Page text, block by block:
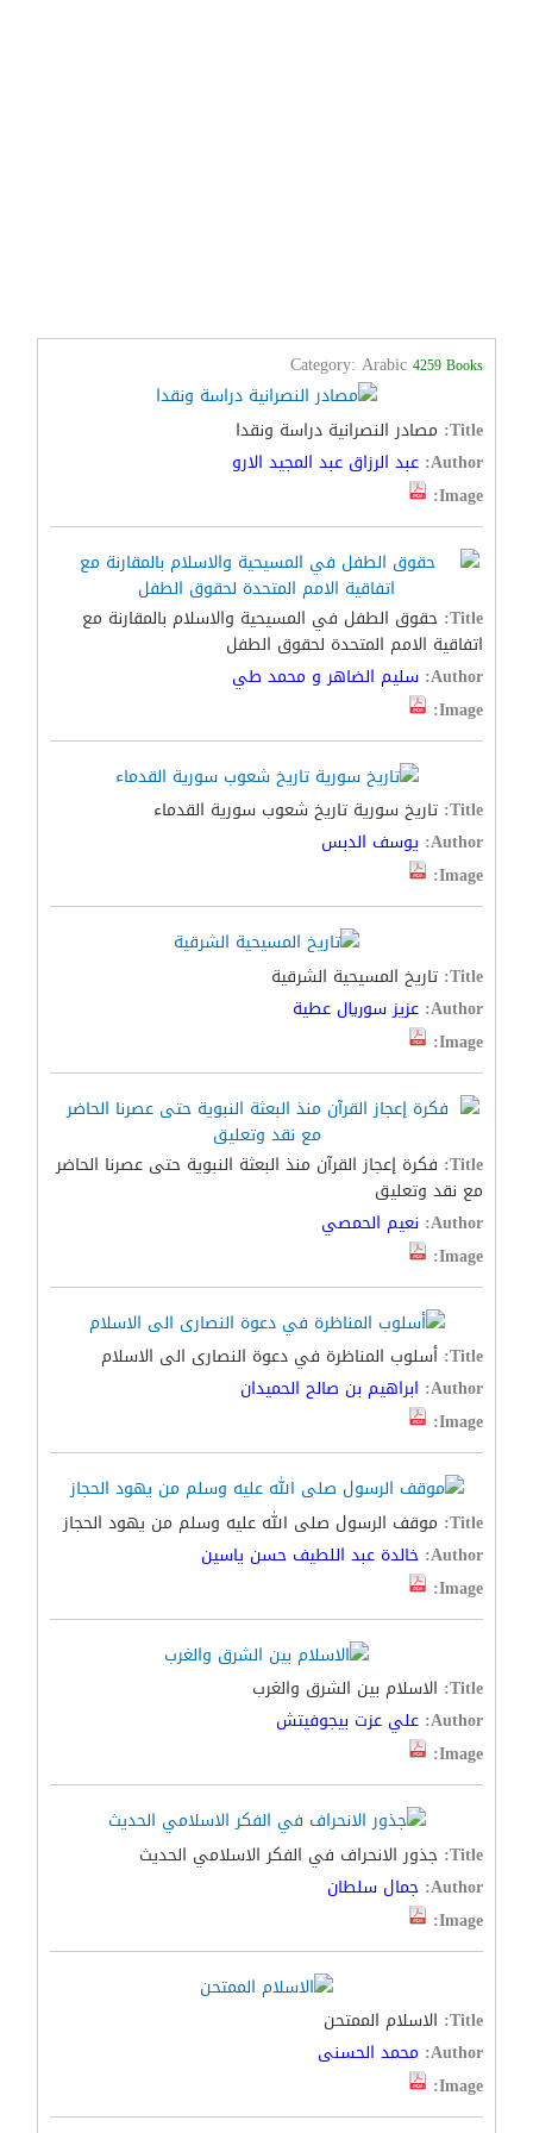
Category: Arabic 4259 Books
Title: مصادر النصرانية دراسة ونقدا
Author: عبد الرزاق عبد المجيد الارو
Image:
Title: حقوق الطفل في المسيحية والاسلام بالمقارنة مع
اتفاقية الامم المتحدة لحقوق الطفل
Author: سليم الضاهر و محمد طي
Image:
Title: تاريخ سورية تاريخ شعوب سورية القدماء
Author: يوسف الدبس
Image:
Title: تاريخ المسيحية الشرقية
Author: عزيز سوريال عطية
Image:
Title: فكرة إعجاز القرآن منذ البعثة النبوية حتى عصرنا الحاضر
مع نقد وتعليق
Author: نعيم الحمصي
Image:
Title: أسلوب المناظرة في دعوة النصارى الى الاسلام
Author: ابراهيم بن صالح الحميدان
Image:
Title: موقف الرسول صلى الله عليه وسلم من يهود الحجاز
Author: خالدة عبد اللطيف حسن ياسين
Image:
Title: الاسلام بين الشرق والغرب
Author: علي عزت بيجوفيتش
Image:
Title: جذور الانحراف في الفكر الاسلامي الحديث
Author: جمال سلطان
Image:
Title: الاسلام الممتحن
Author: محمد الحسنى
Image: